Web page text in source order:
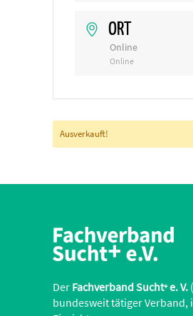
ORT
Online
Online
Ausverkauft!
Der Fachverband Sucht+e. V.
bundesweit tätiger Verband,